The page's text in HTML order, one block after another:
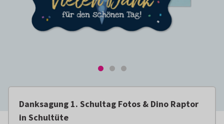
Danksagung 1. Schultag Fotos & Dino Raptor
in Schultüte